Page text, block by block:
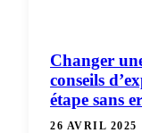
Changer
conseils
étape sans
26 AVRIL 2025